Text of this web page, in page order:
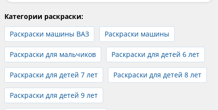
Категории раскраски:
Раскраски машины ВАЗ
Раскраски машины
Раскраски для мальчиков Раскраски для детей 6 лет
Раскраски для детей 7 лет Раскраски для детей 8 лет
Раскраски для детей 9 лет